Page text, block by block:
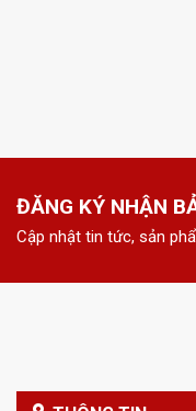
ĐĂNG KÝ NHẬN
Cập nhật tin tức, sản